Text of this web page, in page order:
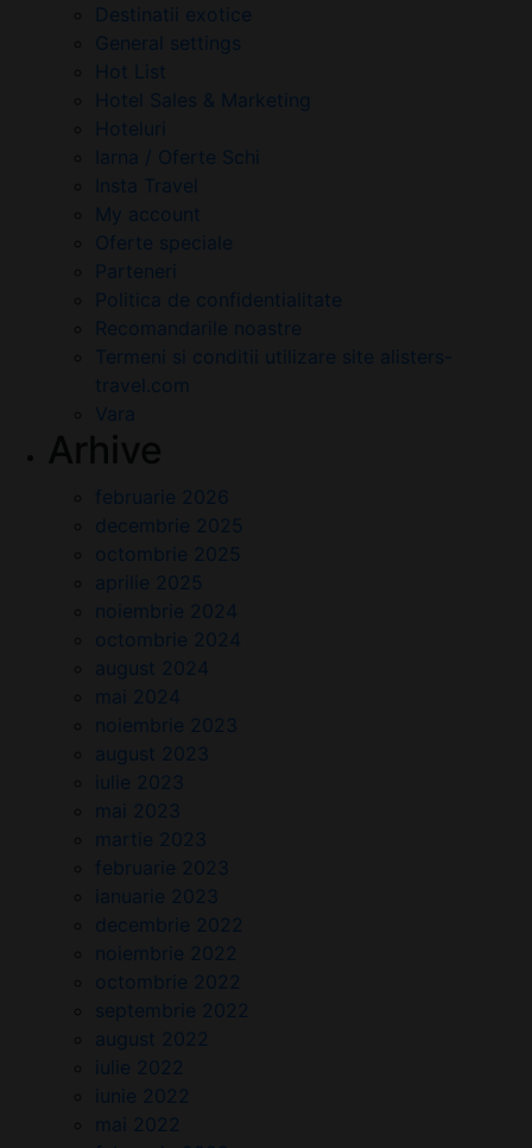
Destinatii exotice
General settings
Hot List
Hotel Sales & Marketing
Hoteluri
Iarna / Oferte Schi
Insta Travel
My account
Oferte speciale
Parteneri
Politica de confidentialitate
Recomandarile noastre
Termeni si conditii utilizare site alisters-
travel.com
Vara
februarie 2026
decembrie 2025
octombrie 2025
aprilie 2025
noiembrie 2024
octombrie 2024
august 2024
mai 2024
noiembrie 2023
august 2023
iulie 2023
mai 2023
martie 2023
februarie 2023
ianuarie 2023
decembrie 2022
noiembrie 2022
octombrie 2022
septembrie 2022
august 2022
iulie 2022
iunie 2022
mai 2022